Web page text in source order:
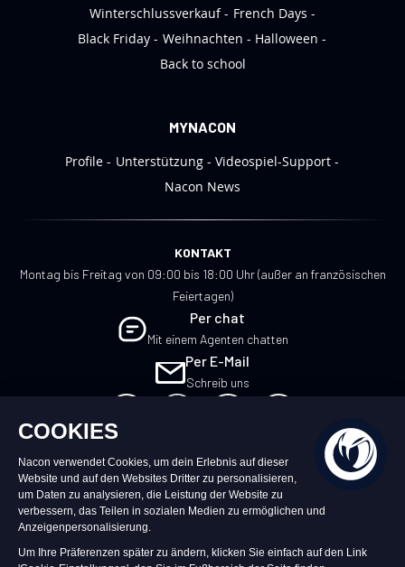
Winterschlussverkauf
French Days
Black Friday
Weihnachten
Halloween
Back to school
MYNACON
Profile
Unterstützung
Videospiel-Support
Nacon News
KONTAKT
Montag bis Freitag von 09:00 bis 18:00 Uhr (außer an französischen
Feiertagen)
Per chat
Mit einem Agenten chatten
Per E-Mail
Schreib uns
DE